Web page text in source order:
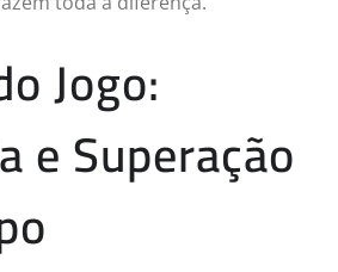
Jogo:
e Superação